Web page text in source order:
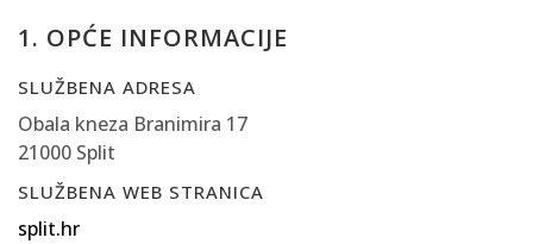
1. OPĆE INFORMACIJE
SLUŽBENA ADRESA
Obala kneza Branimira 17
21000 Split
SLUŽBENA WEB STRANICA
split.hr